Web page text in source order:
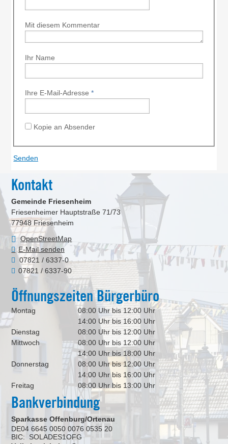
Mit diesem Kommentar
Ihr Name
Ihre E-Mail-Adresse *
Kopie an Absender
Kontakt
Gemeinde Friesenheim
Friesenheimer Hauptstraße 71/73
77948 Friesenheim
OpenStreetMap
E-Mail senden
07821 / 6337-0
07821 / 6337-90
Öffnungszeiten Bürgerbüro
Montag
08:00 Uhr bis 12:00 Uhr
14:00 Uhr bis 16:00 Uhr
Dienstag
08:00 Uhr bis 12:00 Uhr
Mittwoch
08:00 Uhr bis 12:00 Uhr
14:00 Uhr bis 18:00 Uhr
Donnerstag
08:00 Uhr bis 12:00 Uhr
14:00 Uhr bis 16:00 Uhr
Freitag
08:00 Uhr bis 13:00 Uhr
Bankverbindung
Sparkasse Offenburg/Ortenau
DE04 6645 0050 0076 0535 20
BIC: SOLADES1OFG